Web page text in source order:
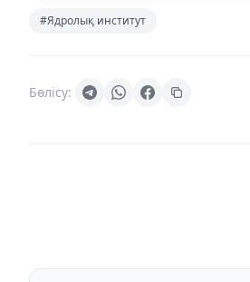
#Ядролық институт
Бөлісу: